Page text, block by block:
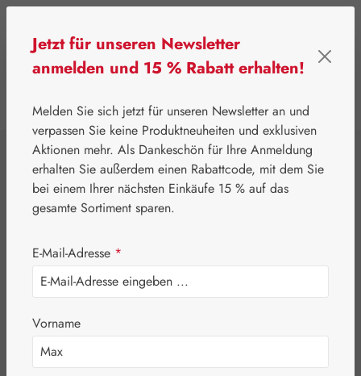
⌂ Gall Pharma Fit-Linie
Muskel-Fit Kapseln
Bildergalerie überspringen
Jetzt für unseren Newsletter
anmelden und 15 % Rabatt erhalten!
Melden Sie sich jetzt für unseren Newsletter an und
verpassen Sie keine Produktneuheiten und exklusiven
Aktionen mehr. Als Dankeschön für Ihre Anmeldung
erhalten Sie außerdem einen Rabattcode, mit dem Sie
bei einem Ihrer nächsten Einkäufe 15 % auf das
gesamte Sortiment sparen.
E-Mail-Adresse *
Vorname